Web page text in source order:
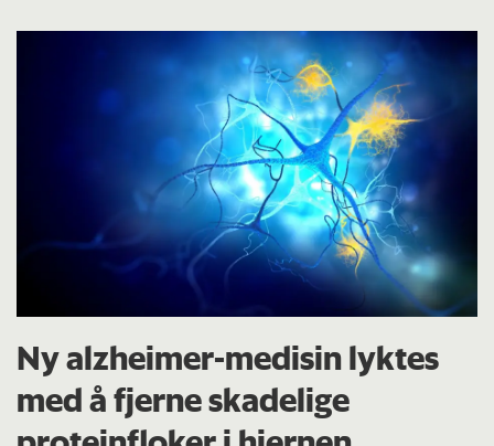
Ny alzheimer-medisin lyktes
med å fjerne skadelige